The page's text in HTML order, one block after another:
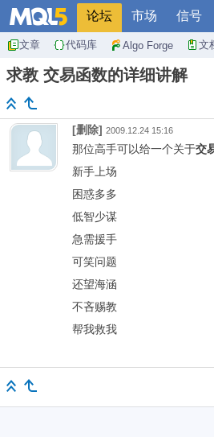
论坛 市场 信号
文章 代码库 Algo Forge 文
求教 交易函数的详细讲解
[删除] 2009.12.24 15:16
那位高手可以给一个关于交
新手上场
困惑多多
低智少谋
急需援手
可笑问题
还望海涵
不吝赐教
帮我救我